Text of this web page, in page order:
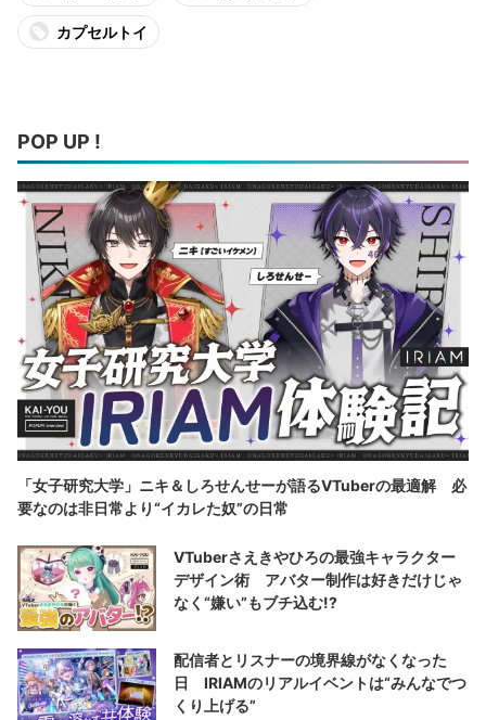
カプセルトイ
POP UP !
「女子研究大学」ニキ＆しろせんせーが語るVTuberの最適解 必
要なのは非日常より“イカレた奴”の日常
VTuberさえきやひろの最強キャラクター
デザイン術 アバター制作は好きだけじゃ
なく“嫌い”もブチ込む!?
配信者とリスナーの境界線がなくなった
日 IRIAMのリアルイベントは“みんなでつ
くり上げる”